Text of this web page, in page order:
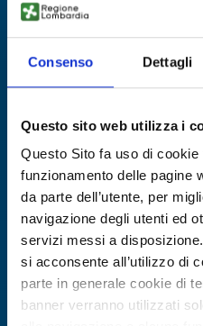
Consenso Dettagli
Questo sito web utilizza i
Questo Sito fa uso di
funzionamento delle pagine
da parte dell’utente, per
navigazione degli utenti ed
servizi messi a
si acconsente all’utilizzo di
parte in generale cookie di
banner verranno utilizzati
Cristallizzazione
ID EEN: TOIE20250821014
Scade il20